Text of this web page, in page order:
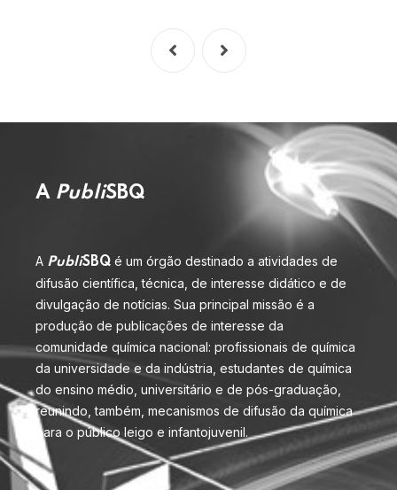
A PubliSBQ
A PubliSBQ é um órgão destinado a atividades de
difusão científica, técnica, de interesse didático e de
divulgação de notícias. Sua principal missão é a
produção de publicações de interesse da
comunidade química nacional: profissionais de química
da universidade e da indústria, estudantes de química
do ensino médio, universitário e de pós-graduação,
reunindo, também, mecanismos de difusão da química
para o público leigo e infantojuvenil.